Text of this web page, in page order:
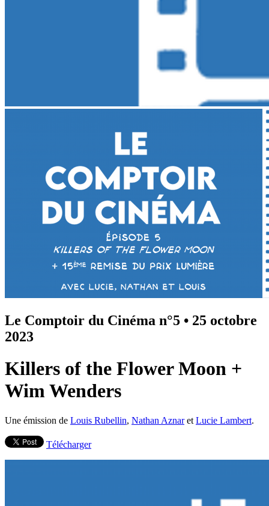
Le Comptoir du Cinéma n°5 • 25 octobre
2023
Killers of the Flower Moon +
Wim Wenders
Une émission de Louis Rubellin, Nathan Aznaret Lucie Lambert.
Télécharger